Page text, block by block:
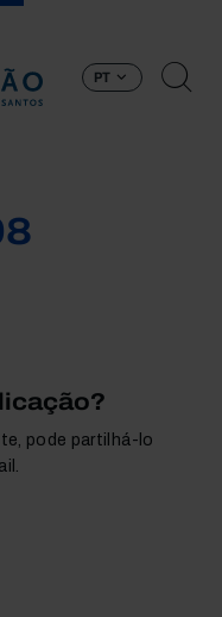
PT
pode partilhá-lo